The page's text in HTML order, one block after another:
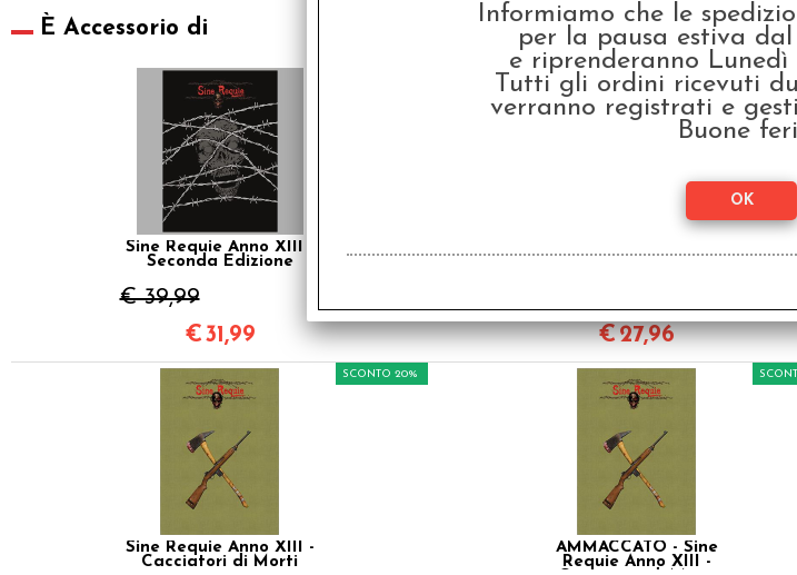
È Accessorio di
Sine Requie Anno XIII -
Seconda Edizione
€ 39,99
€31,99
Regno delle Ombre
€27,96
Sine Requie Anno XIII -
Cacciatori di Morti
SCONTO 20%
AMMACCATO - Sine
Requie Anno XIII -
Informiamo che le
per la pausa estiva
e riprenderanno Lunedì
Tutti gli ordini ricevuti
verranno registrati e
Buone